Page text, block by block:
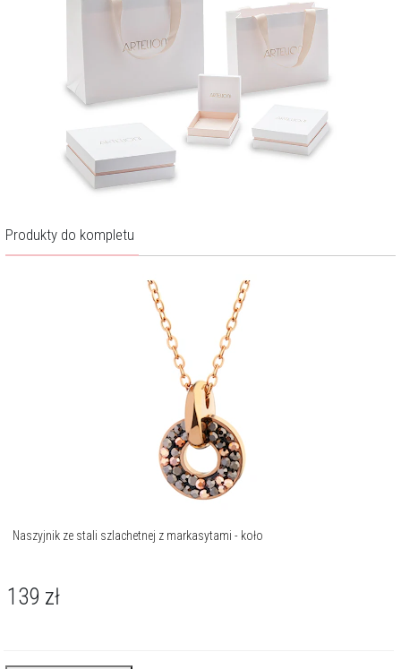
Produkty do kompletu
Naszyjnik ze stali szlachetnej z markasytami - koło
139 zł